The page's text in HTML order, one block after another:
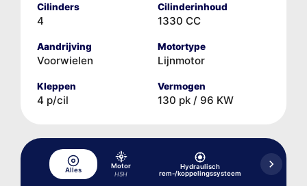
Cilinders
4
Cilinderinhoud
1330 CC
Aandrijving
Voorwielen
Motortype
Lijnmotor
Kleppen
4 p/cil
Vermogen
130 pk / 96 KW
Alles
Motor
H5H
Hydraulisch
rem-/koppelingssysteem
Koelsysteem